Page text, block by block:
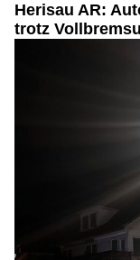
Herisau AR:
trotz